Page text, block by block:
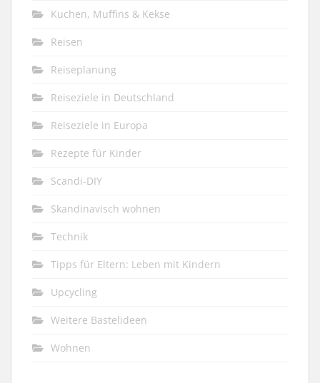
Kuchen, Muffins & Kekse
Reisen
Reiseplanung
Reiseziele in Deutschland
Reiseziele in Europa
Rezepte für Kinder
Scandi-DIY
Skandinavisch wohnen
Technik
Tipps für Eltern: Leben mit Kindern
Upcycling
Weitere Bastelideen
Wohnen